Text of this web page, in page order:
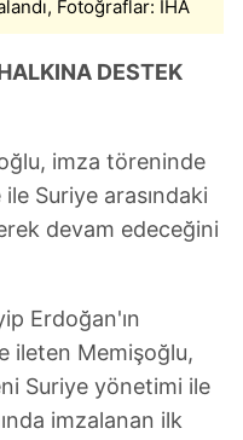
Fotoğraflar: İHA
DESTEK
imza töreninde
Suriye arasındaki
devam edeceğini
Erdoğan'ın
ileten Memişoğlu,
Suriye yönetimi ile
imzalanan ilk